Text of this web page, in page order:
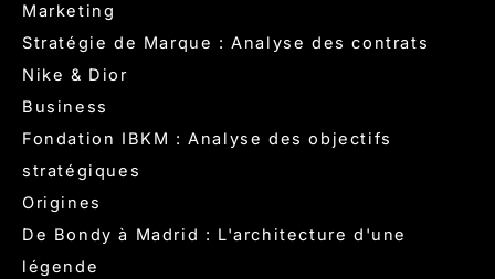
Marketing
Stratégie de Marque : Analyse des contrats
Nike & Dior
Business
Fondation IBKM : Analyse des objectifs
stratégiques
Origines
De Bondy à Madrid : L'architecture d'une
légende